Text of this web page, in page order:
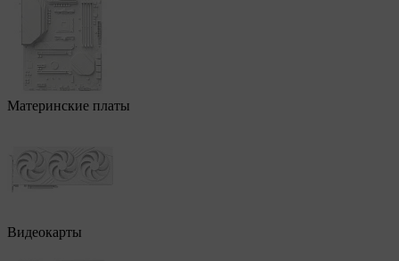
Материнские платы
Видеокарты